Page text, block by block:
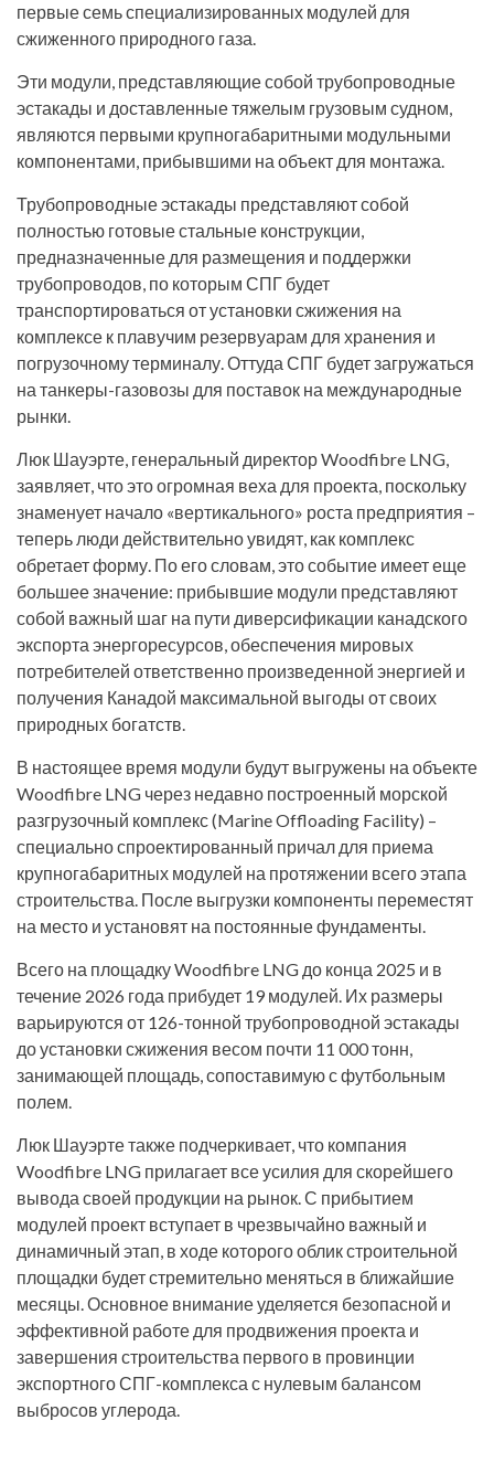
первые семь специализированных модулей для
сжиженного природного газа.
Эти модули, представляющие собой трубопроводные
эстакады и доставленные тяжелым грузовым судном,
являются первыми крупногабаритными модульными
компонентами, прибывшими на объект для монтажа.
Трубопроводные эстакады представляют собой
полностью готовые стальные конструкции,
предназначенные для размещения и поддержки
трубопроводов, по которым СПГ будет
транспортироваться от установки сжижения на
комплексе к плавучим резервуарам для хранения и
погрузочному терминалу. Оттуда СПГ будет загружаться
на танкеры-газовозы для поставок на международные
рынки.
Люк Шауэрте, генеральный директор Woodfibre LNG,
заявляет, что это огромная веха для проекта, поскольку
знаменует начало «вертикального» роста предприятия –
теперь люди действительно увидят, как комплекс
обретает форму. По его словам, это событие имеет еще
большее значение: прибывшие модули представляют
собой важный шаг на пути диверсификации канадского
экспорта энергоресурсов, обеспечения мировых
потребителей ответственно произведенной энергией и
получения Канадой максимальной выгоды от своих
природных богатств.
В настоящее время модули будут выгружены на объекте
Woodfibre LNG через недавно построенный морской
разгрузочный комплекс (Marine Offloading Facility) –
специально спроектированный причал для приема
крупногабаритных модулей на протяжении всего этапа
строительства. После выгрузки компоненты переместят
на место и установят на постоянные фундаменты.
Всего на площадку Woodfibre LNG до конца 2025 и в
течение 2026 года прибудет 19 модулей. Их размеры
варьируются от 126-тонной трубопроводной эстакады
до установки сжижения весом почти 11 000 тонн,
занимающей площадь, сопоставимую с футбольным
полем.
Люк Шауэрте также подчеркивает, что компания
Woodfibre LNG прилагает все усилия для скорейшего
вывода своей продукции на рынок. С прибытием
модулей проект вступает в чрезвычайно важный и
динамичный этап, в ходе которого облик строительной
площадки будет стремительно меняться в ближайшие
месяцы. Основное внимание уделяется безопасной и
эффективной работе для продвижения проекта и
завершения строительства первого в провинции
экспортного СПГ-комплекса с нулевым балансом
выбросов углерода.